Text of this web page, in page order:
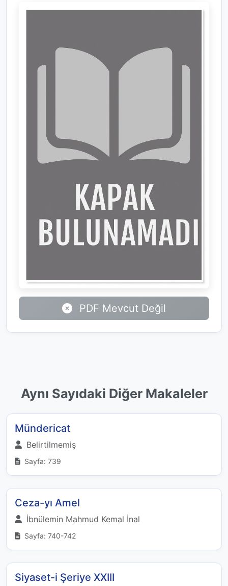
PDF Mevcut Değil
Aynı Sayıdaki Diğer Makaleler
Mündericat
Belirtilmemiş
Sayfa: 739
Ceza-yı Amel
İbnülemin Mahmud Kemal İnal
Sayfa: 740-742
Siyaset-i Şeriye XXIII